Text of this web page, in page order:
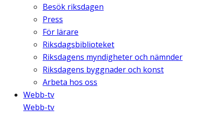
Besök riksdagen
Press
För lärare
Riksdagsbiblioteket
Riksdagens myndigheter och nämnder
Riksdagens byggnader och konst
Arbeta hos oss
Webb-tv
Webb-tv